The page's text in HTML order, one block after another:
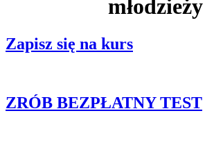
młodzieży
Zapisz się na kurs
ZRÓB BEZPŁATNY TEST